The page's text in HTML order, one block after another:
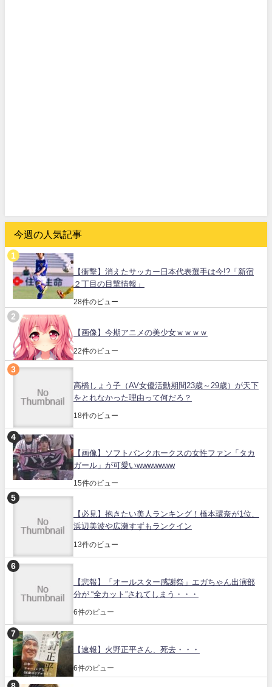
今週の人気記事
【衝撃】消えたサッカー日本代表選手は今!?「新宿
２丁目の目撃情報」
28件のビュー
【画像】今期アニメの美少女ｗｗｗｗ
22件のビュー
高橋しょう子（AV女優活動期間23歳～29歳）が天下
をとれなかった理由って何だろ？
18件のビュー
【画像】ソフトバンクホークスの女性ファン「タカ
ガール」が可愛いwwwwwww
15件のビュー
【必見】抱きたい美人ランキング！橋本環奈が1位、
浜辺美波や広瀬すずもランクイン
13件のビュー
【悲報】「オールスター感謝祭」エガちゃん出演部
分が “全カット”されてしまう・・・
6件のビュー
【速報】火野正平さん、死去・・・
6件のビュー